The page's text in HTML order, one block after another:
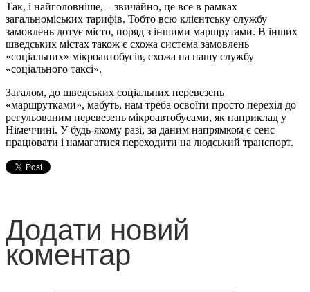
Так, і найголовніше, – звичайно, це все в рамках
загальноміських тарифів. Тобто всю клієнтську службу
замовлень дотує місто, поряд з іншими маршрутами. В інших
шведських містах також є схожа система замовлень
«соціальних» мікроавтобусів, схожа на нашу службу
«соціального таксі».
Загалом, до шведських соціальних перевезень
«маршрутками», мабуть, нам треба освоїти просто перехід до
регульованим перевезень мікроавтобусами, як наприклад у
Німеччині. У будь-якому разі, за даним напрямком є сенс
працювати і намагатися переходити на людський транспорт.
Додати новий
коментар